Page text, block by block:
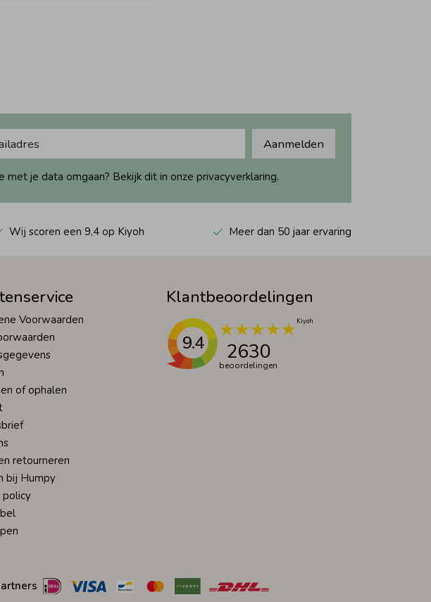
Aanmelden
met je data omgaan? Bekijk dit in onze privacyverklaring.
Wij scoren een 9,4 op Kiyoh Meer dan 50 jaar ervaring
Voorwaarden
of ophalen
retourneren
bij Humpy
policy
Klantbeoordelingen
9.4 2630
beoordelingen